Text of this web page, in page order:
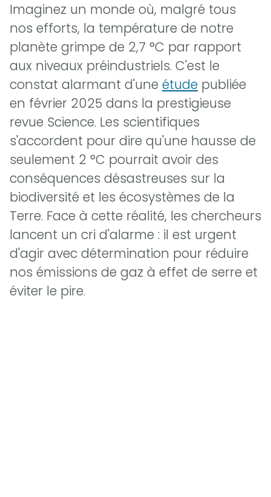
Imaginez un monde où, malgré tous
nos efforts, la température de notre
planète grimpe de 2,7 °C par rapport
aux niveaux préindustriels. C'est le
constat alarmant d'une étude publiée
en février 2025 dans la prestigieuse
revue Science. Les scientifiques
s'accordent pour dire qu'une hausse de
seulement 2 °C pourrait avoir des
conséquences désastreuses sur la
biodiversité et les écosystèmes de la
Terre. Face à cette réalité, les chercheurs
lancent un cri d'alarme : il est urgent
d'agir avec détermination pour réduire
nos émissions de gaz à effet de serre et
éviter le pire.